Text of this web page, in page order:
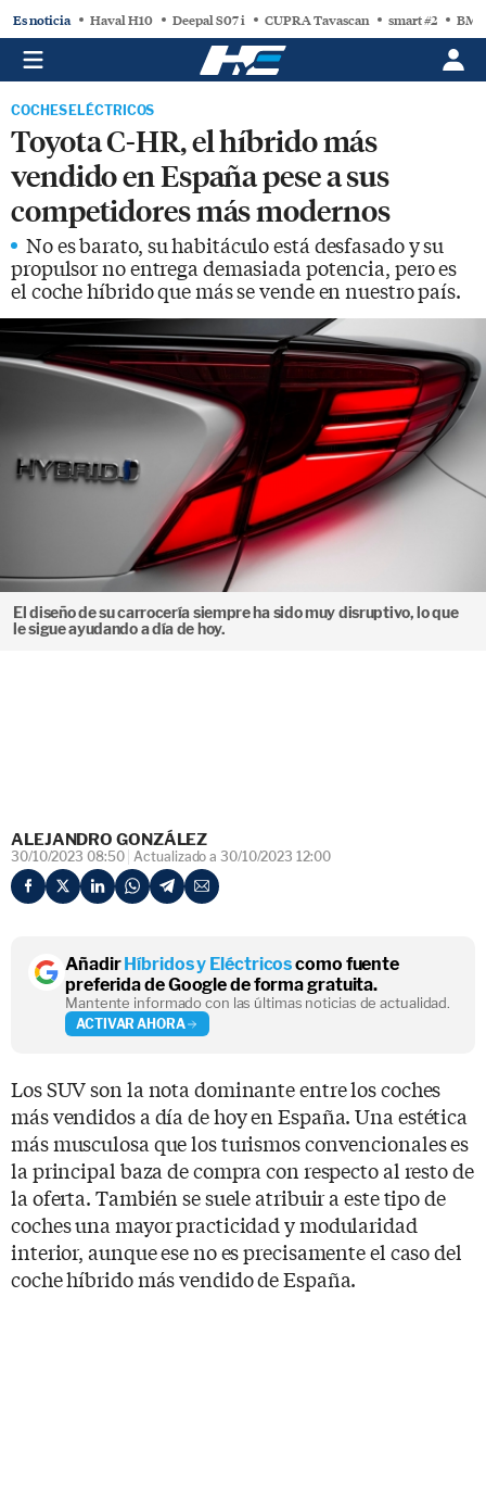
Es noticia Haval H10 Deepal S07 i CUPRA Tavascan smart #2
COCHES ELÉCTRICOS
Toyota C-HR, el híbrido más
vendido en España pese a sus
competidores más modernos
No es barato, su habitáculo está desfasado y su
propulsor no entrega demasiada potencia, pero es
el coche híbrido que más se vende en nuestro país.
El diseño de su carrocería siempre ha sido muy disruptivo, lo que
le sigue ayudando a día de hoy.
ALEJANDRO GONZÁLEZ
30/10/2023 08:50 Actualizado a 30/10/2023 12:00
AñadirHíbridos y Eléctricoscomo fuente
preferida de Google de forma gratuita.
Mantente informado con las últimas noticias de actualidad.
ACTIVAR AHORA
Los SUV son la nota dominante entre los coches
más vendidos a día de hoy en España. Una estética
más musculosa que los turismos convencionales es
la principal baza de compra con respecto al resto de
la oferta. También se suele atribuir a este tipo de
coches una mayor practicidad y modularidad
interior, aunque ese no es precisamente el caso del
coche híbrido más vendido de España.